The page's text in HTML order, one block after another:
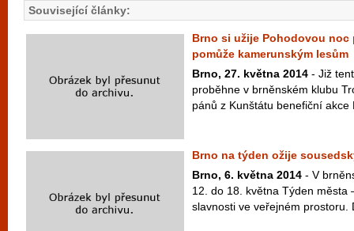
Související články:
Brno si užije Pohodovou noc
pomůže kamerunským lesům
Brno, 27. května 2014 - Již
proběhne v brněnském klubu
pánů z Kunštátu benefiční
Brno na týden ožije
Brno, 6. května 2014 - V
12. do 18. května Týden města
slavnosti ve veřejném prostoru.